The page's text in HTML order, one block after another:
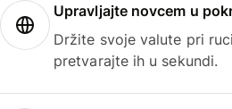
Upravljajte novcem u
Držite svoje valute pri
pretvarajte ih u sekundi.